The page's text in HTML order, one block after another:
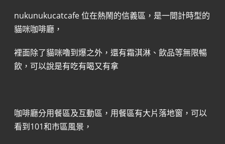
nukunukucatcafe 位在熱鬧的信義區，是一間計時型的
貓咪咖啡廳，
裡面除了貓咪嚕到爆之外，還有霜淇淋、飲品等無限暢
飲，可以說是有吃有喝又有拿
咖啡廳分用餐區及互動區，用餐區有大片落地窗，可以
看到101和市區風景，